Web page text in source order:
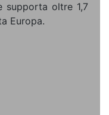
supporta oltre 1,7
Europa.